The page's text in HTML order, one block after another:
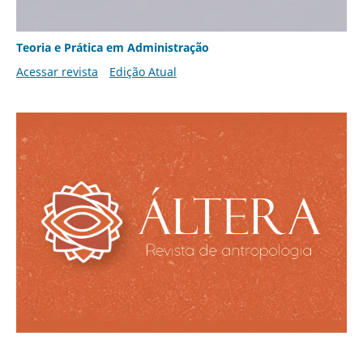
Teoria e Prática em Administração
Acessar revista
Edição Atual